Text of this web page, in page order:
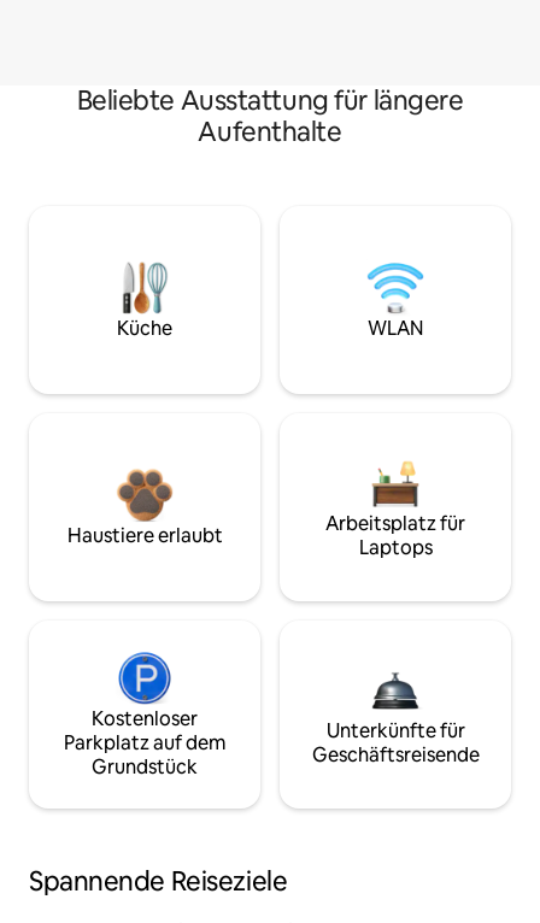
Beliebte Ausstattung für längere
Aufenthalte
Küche WLAN
Haustiere erlaubt
Arbeitsplatz für
Laptops
Kostenloser
Parkplatz auf dem
Grundstück
Unterkünfte für
Geschäftsreisende
Spannende Reiseziele